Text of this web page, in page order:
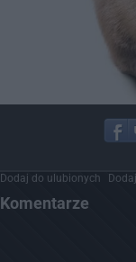
Dodaj do ulubionych
Komentarze